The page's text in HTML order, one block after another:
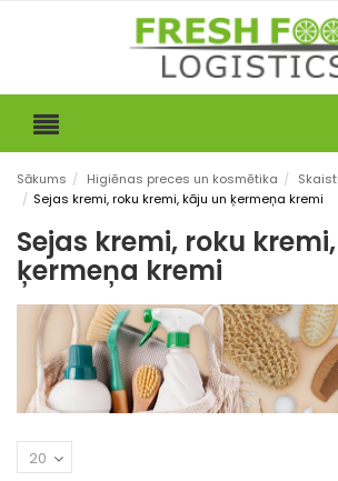
Sākums / Higiēnas preces un kosmētika /
/ Sejas kremi, roku kremi, kāju un ķermeņa kremi
Sejas kremi, roku
ķermeņa kremi
20